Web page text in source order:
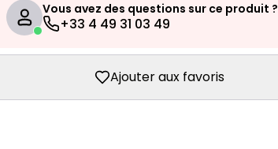
Vous avez des questions sur ce produit ?
+33 4 49 31 03 49
Ajouter aux favoris